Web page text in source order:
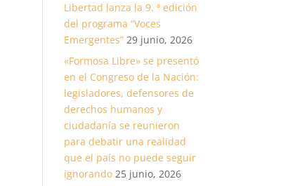
Libertad lanza la 9. ª edición
del programa “Voces
Emergentes” 29 junio, 2026
«Formosa Libre» se presentó
en el Congreso de la Nación:
legisladores, defensores de
derechos humanos y
ciudadanía se reunieron
para debatir una realidad
que el país no puede seguir
ignorando 25 junio, 2026